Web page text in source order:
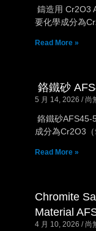
鑄造用 Cr2O3
要化學成分為
Read More »
鉻鐵砂
5 月 14, 2026 尚
鉻鐵砂AFS45-
成分為Cr2O3
Read More »
Chromite
Material
4 月 10, 2026 尚